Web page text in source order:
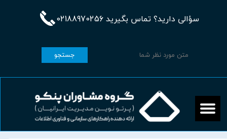
سؤالی دارید؟ تماس بگیرید 02188970256
جستجو